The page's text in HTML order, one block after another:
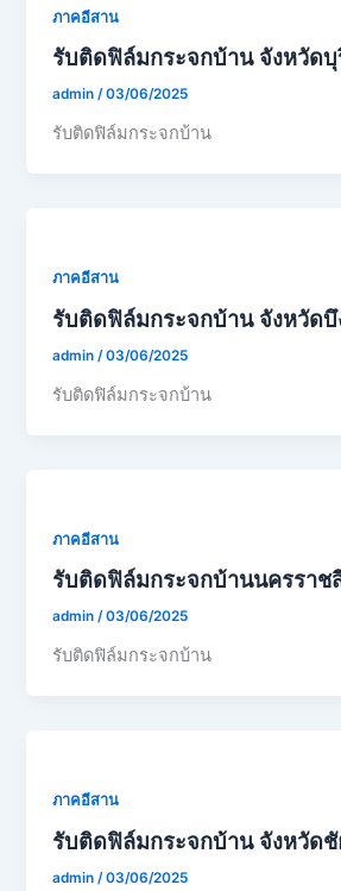
ภาคอีสาน
รับติดฟิล์มกระจกบ้าน จังหวัดบุ
admin/03/06/2025
รับติดฟิล์มกระจกบ้าน
ภาคอีสาน
รับติดฟิล์มกระจกบ้าน จังหวัดบึ
admin /03/06/2025
รับติดฟิล์มกระจกบ้าน
ภาคอีสาน
รับติดฟิล์มกระจกบ้านนครราช
admin/03/06/2025
รับติดฟิล์มกระจกบ้าน
ภาคอีสาน
รับติดฟิล์มกระจกบ้าน จังหวัด
admin /03/06/2025